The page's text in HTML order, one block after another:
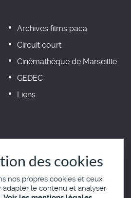
Archives films paca
Circuit court
Cinémathèque de Marseillle
GEDEC
Liens
des cookies
nos propres cookies et ceux
adapter le contenu et analyser